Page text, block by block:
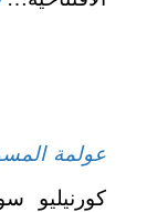
عولمة
كورنيليو